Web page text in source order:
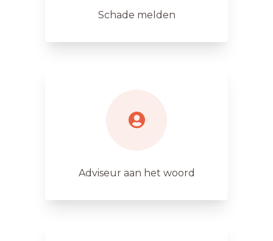
Schade melden
Adviseur aan het woord